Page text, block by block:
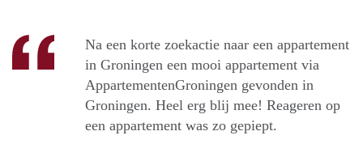
Na een korte zoekactie naar een appartement
in Groningen een mooi appartement via
AppartementenGroningen gevonden in
Groningen. Heel erg blij mee! Reageren op
een appartement was zo gepiept.